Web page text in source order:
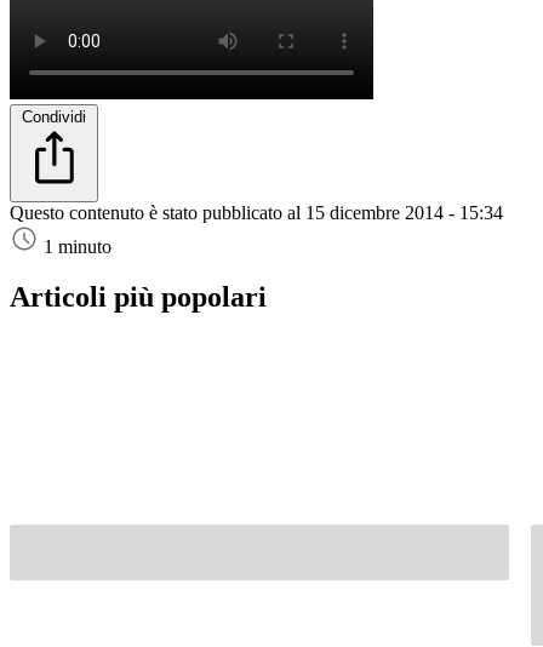
Condividi
Questo contenuto è stato pubblicato al 15 dicembre 2014 - 15:34
1 minuto
Articoli più popolari